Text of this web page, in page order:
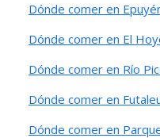
Dónde comer en
Dónde comer en El
Dónde comer en Río
Dónde comer en
Dónde comer en